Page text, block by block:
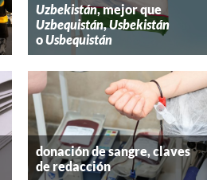
Uzbekistán, mejor que
Uzbequistán,Usbekistán
oUsbequistán
donación de sangre, claves
de redacción